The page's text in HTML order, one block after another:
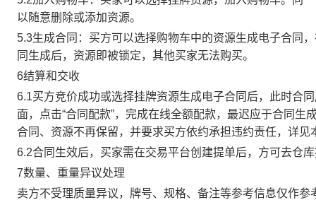
以随意删除或添加资源。
5.3生成合同：买方可以选择购物车中的资源生成电子合同
同生成后，资源即被锁定，其他买家无法购买。
6结算和交收
6.1买方竞价成功或选择挂牌资源生成电子合同后，此时合
面，点击“合同配款”，完成在线全额配款，最迟应于合同
合同、资源不再保留，并要求买方依约承担违约责任，详见
6.2合同生效后，买家需在交易平台创建提单后，方可去仓
7数量、重量异议处理
卖方不受理质量异议，牌号、规格、备注等参考信息仅作